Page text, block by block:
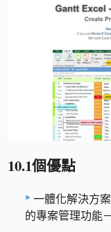
10.1個優點
一體化解決方
的專案管理功能